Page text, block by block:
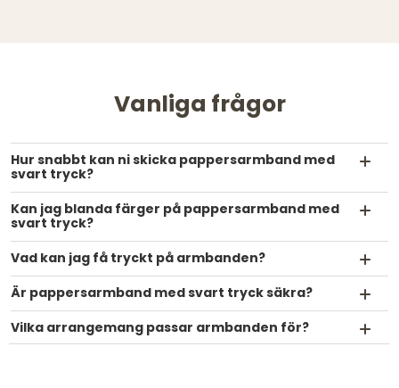
Vanliga frågor
Hur snabbt kan ni skicka pappersarmband med
svart tryck?
Kan jag blanda färger på pappersarmband med
svart tryck?
Vad kan jag få tryckt på armbanden?
Är pappersarmband med svart tryck säkra?
Vilka arrangemang passar armbanden för?